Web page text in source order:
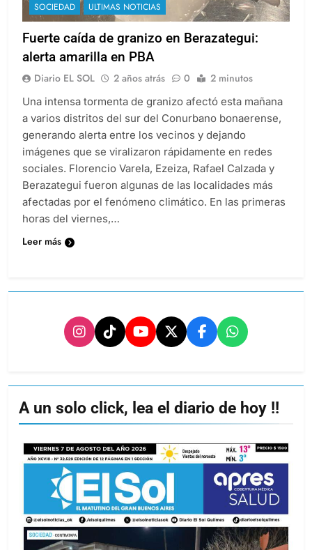
SOCIEDAD
ULTIMAS NOTICIAS
Fuerte caída de granizo en Berazategui:
alerta amarilla en PBA
Diario EL SOL 2 años atrás 0 2 minutos
Una intensa tormenta de granizo afectó esta mañana
a varios distritos del sur del Conurbano bonaerense,
generando alerta entre los vecinos y dejando
imágenes que se viralizaron rápidamente en redes
sociales. Florencio Varela, Ezeiza, Rafael Calzada y
Berazategui fueron algunas de las localidades más
afectadas por el fenómeno climático. En las primeras
horas del viernes,…
Leer más
A un solo click, lea el diario de hoy !!